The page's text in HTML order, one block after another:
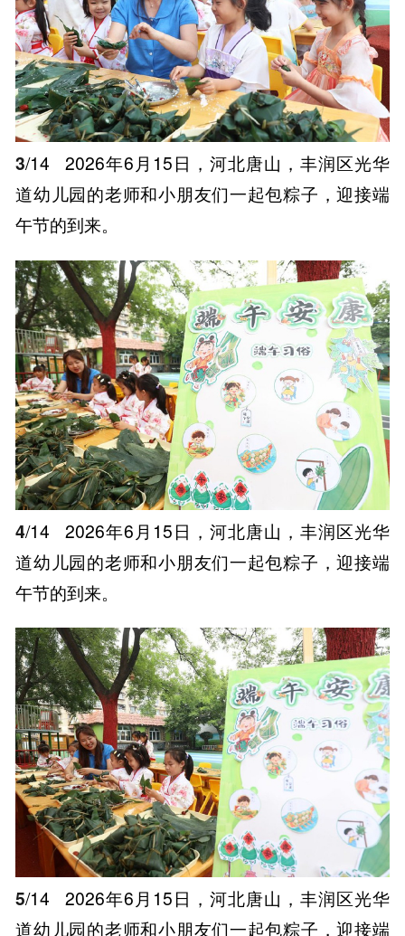
3/14
2026年6月15日，河北唐山，丰润区光华
道幼儿园的老师和小朋友们一起包粽子，迎接端
午节的到来。
4/14
2026年6月15日，河北唐山，丰润区光华
道幼儿园的老师和小朋友们一起包粽子，迎接端
午节的到来。
5/14
2026年6月15日，河北唐山，丰润区光华
道幼儿园的老师和小朋友们一起包粽子，迎接端